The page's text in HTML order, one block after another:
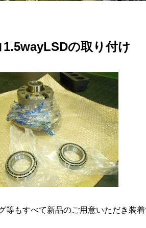
1.5wayLSDの取り付け
等もすべて新品のご用意いただき装